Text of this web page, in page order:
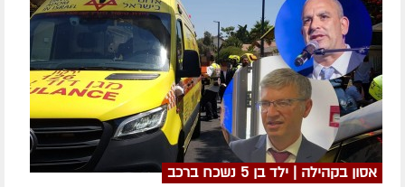
אסון בקהילה | ילד בן 5 נשכח ברכב